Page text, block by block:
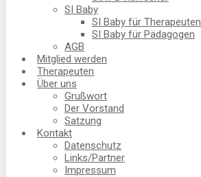
SI Baby
SI Baby für Therapeuten
SI Baby für Pädagogen
AGB
Mitglied werden
Therapeuten
Über uns
Grußwort
Der Vorstand
Satzung
Kontakt
Datenschutz
Links/Partner
Impressum